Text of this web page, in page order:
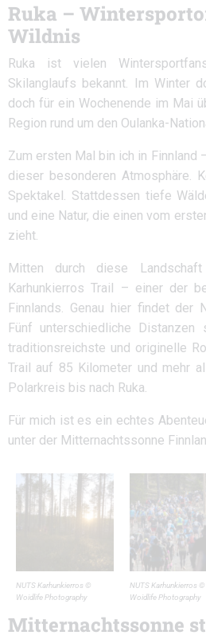
Ruka –
Wildnis
Ruka ist vielen
Skilanglaufs bekannt. Im Winter
doch für ein Wochenende im Mai
Region rund um den Oulanka-
Zum ersten Mal bin ich in
dieser besonderen Atmosphäre.
Spektakel. Stattdessen tiefe
und eine Natur, die einen vom
zieht.
Mitten durch diese
Karhunkierros Trail – einer der
Finnlands. Genau hier findet der
Fünf unterschiedliche Distanzen
traditionsreichste und originelle
Trail auf 85 Kilometer und mehr
Polarkreis bis nach Ruka.
Für mich ist es ein echtes
unter der Mitternachtssonne
NUTS Karhunkierros ©
Woidlife Photography
NUTS Karhunkierros ©
Woidlife Photography
Mitternachtssonne